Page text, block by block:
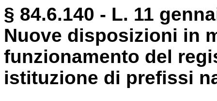
§ 84.6.140 - L. 11
Nuove disposizioni in
funzionamento del
istituzione di prefissi